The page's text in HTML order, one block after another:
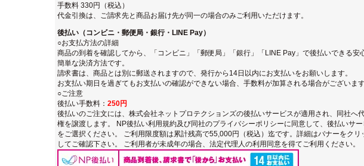
手数料 330円（税込）
代金引換は、ご請求先と商品お届け先が同一の場合のみご利用いただけます。
後払い（コンビニ・郵便局・銀行・LINE Pay）
○お支払方法の詳細
商品の到着を確認してから、「コンビニ」「郵便局」「銀行」「LINE Pay」で後払いできる安
簡単な決済方法です。
請求書は、商品とは別に郵送されますので、発行から14日以内にお支払いをお願いします。
お支払い期日を過ぎてもお支払いの確認ができない場合、手数料が加算される場合がございます
○ご注意
後払い手数料： 250円
後払いのご注文には、 株式会社ネットプロテクションズの後払いサービスが適用され、同社へ
権を譲渡します。 NP後払い利用規約及び同社のプライバシーポリシーに同意して、後払いサー
をご選択ください。 ご利用限度額は累計残高で55,000円（税込）迄です。詳細はバナーをクリ
してご確認下さい。 ご利用者が未成年の場合、法定代理人の利用同意を得てご利用ください。